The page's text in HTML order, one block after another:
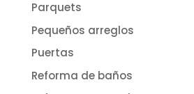
Parquets
Pequeños arreglos
Puertas
Reforma de baños